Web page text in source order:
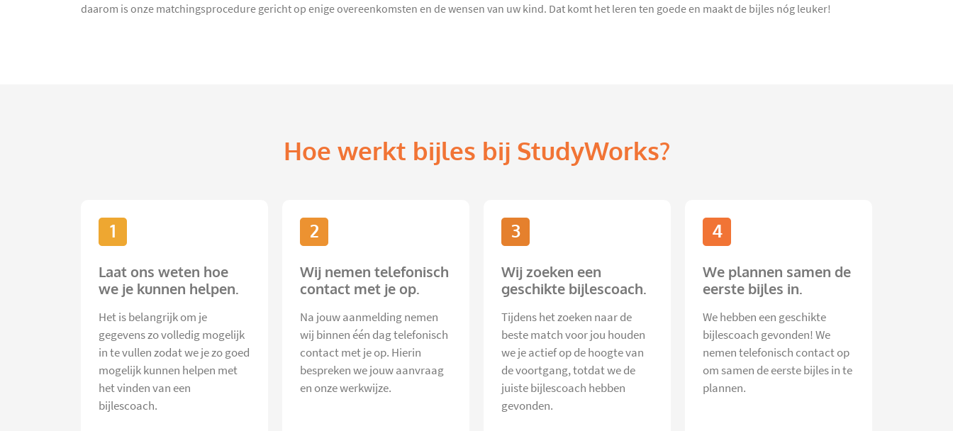
daarom is onze matchingsprocedure gericht op enige overeenkomsten en de wensen van uw kind. Dat komt het leren ten goede en maakt de bijles nóg leuker!
Hoe werkt bijles bij StudyWorks?
1
Laat ons weten hoe
we je kunnen helpen.
Het is belangrijk om je
gegevens zo volledig mogelijk
in te vullen zodat we je zo goed
mogelijk kunnen helpen met
het vinden van een
bijlescoach.
2
Wij nemen telefonisch
contact met je op.
Na jouw aanmelding nemen
wij binnen één dag telefonisch
contact met je op. Hierin
bespreken we jouw aanvraag
en onze werkwijze.
3
Wij zoeken een
geschikte bijlescoach.
Tijdens het zoeken naar de
beste match voor jou houden
we je actief op de hoogte van
de voortgang, totdat we de
juiste bijlescoach hebben
gevonden.
4
We plannen samen de
eerste bijles in.
We hebben een geschikte
bijlescoach gevonden! We
nemen telefonisch contact op
om samen de eerste bijles in te
plannen.